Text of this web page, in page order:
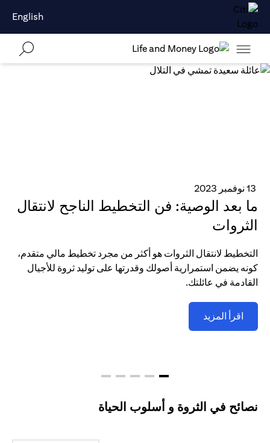
English
ما بعد الوصية: فن التخطيط الناجح لانتقال
الثروات
التخطيط لانتقال الثروات هو أكثر من مجرد تخطيط مالي متقدم،
كونه يضمن استمرارية أصولك وقدرتها على توليد ثروة للأجيال
القادمة في عائلتك.
اقرأ المزيد
نصائح في الثروة و أسلوب الحياة